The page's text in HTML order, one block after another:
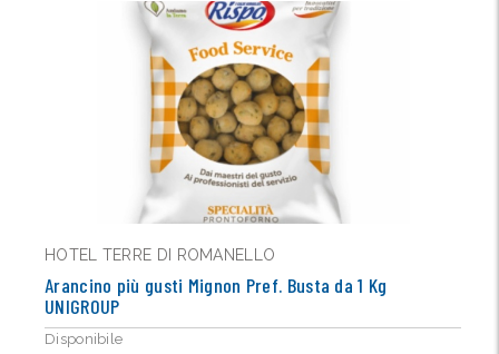
HOTEL TERRE DI ROMANELLO
Arancino più gusti Mignon Pref. Busta da 1 Kg
UNIGROUP
Disponibile